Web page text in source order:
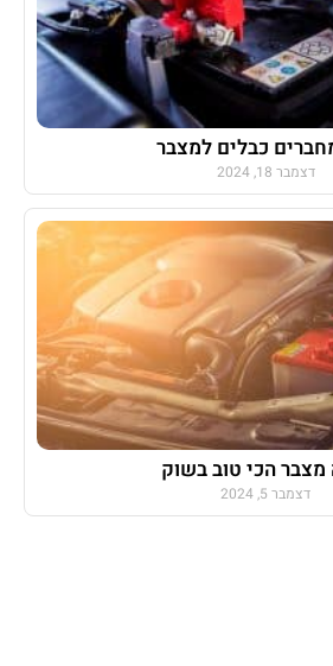
כבלים למצבר
דצמבר 18, 2024
מצבר הכי טוב בשוק
דצמבר 5, 2024